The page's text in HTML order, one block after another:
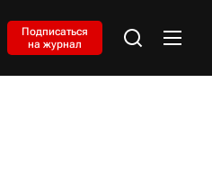
Подписаться
на журнал